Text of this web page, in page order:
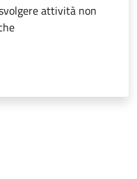
attività non